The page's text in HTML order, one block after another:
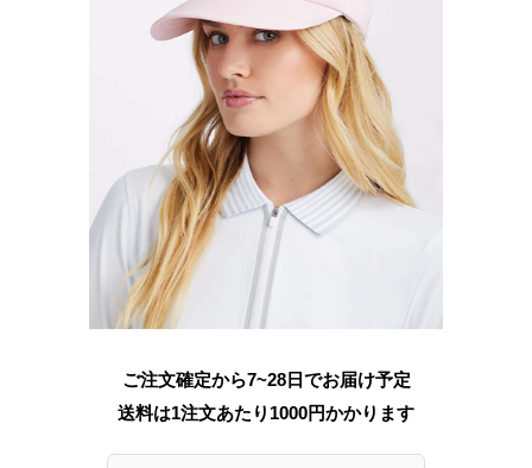
ご注文確定から7~28日でお届け予定
送料は1注文あたり 1000円かかります